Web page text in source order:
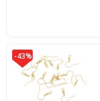
-43%